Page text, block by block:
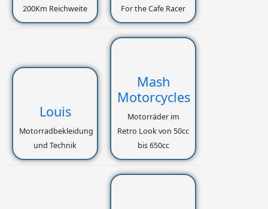
200Km Reichweite
For the Cafe Racer
Louis
Motorradbekleidung
und Technik
Mash
Motorcycles
Motorräder im
Retro Look von 50cc
bis 650cc